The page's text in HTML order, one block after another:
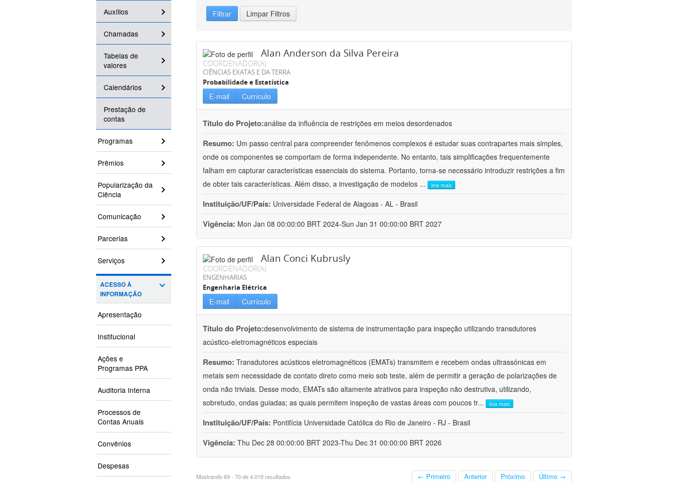
Auxílios
Chamadas
Tabelas de
valores
Calendários
Prestação de
contas
Programas
Prêmios
Popularização da
Ciência
Comunicação
Parcerias
Serviços
ACESSO À
INFORMAÇÃO
Apresentação
Institucional
Ações e
Programas PPA
Auditoria Interna
Processos de
Contas Anuais
Convênios
Despesas
Filtrar Limpar Filtros
Alan Anderson da Silva Pereira
COORDENADOR(A)
CIÊNCIAS EXATAS E DA TERRA
Probabilidade e Estatística
E-mail Currículo
Título do Projeto:análise da influência de restrições em meios desordenados
Resumo: Um passo central para compreender fenômenos complexos é estudar suas contrapartes mais simples,
onde os componentes se comportam de forma independente. No entanto, tais simplificações frequentemente
falham em capturar características essenciais do sistema. Portanto, torna-se necessário introduzir restrições a fim
de obter tais características. Além disso, a investigação de modelos ... leia mais
Instituição/UF/País: Universidade Federal de Alagoas - AL - Brasil
Vigência: Mon Jan 08 00:00:00 BRT 2024-Sun Jan 31 00:00:00 BRT 2027
Alan Conci Kubrusly
COORDENADOR(A)
ENGENHARIAS
Engenharia Elétrica
E-mail Currículo
Título do Projeto:desenvolvimento de sistema de instrumentação para inspeção utilizando transdutores
acústico-eletromagnéticos especiais
Resumo: Transdutores acústicos eletromagnéticos (EMATs) transmitem e recebem ondas ultrassónicas em
metais sem necessidade de contato direto como meio sob teste, além de permitir a geração de polarizações de
onda não triviais. Desse modo, EMATs são altamente atrativos para inspeção não destrutiva, utilizando,
sobretudo, ondas guiadas; as quais permitem inspeção de vastas áreas com poucos tr... leia mais
Instituição/UF/País: Pontifícia Universidade Católica do Rio de Janeiro - RJ - Brasil
Vigência: Thu Dec 28 00:00:00 BRT 2023-Thu Dec 31 00:00:00 BRT 2026
Mostrando 69 - 70 de 4.019 resultados. ← Primeiro Anterior Próximo Último →